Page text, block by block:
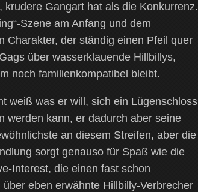
Gangart hat als die Konkurrenz.
Szene am Anfang und dem
Charakter, der ständig einen Pfeil quer
über wasserklauende Hillbillys,
noch familienkompatibel bleibt.
weiß was er will, sich ein Lügenschloss
werden kann, er dadurch aber seine
an diesem Streifen, aber die
sorgt genauso für Spaß wie die
Interest, die einen fast schon
eben erwähnte Hillbilly-Verbrecher